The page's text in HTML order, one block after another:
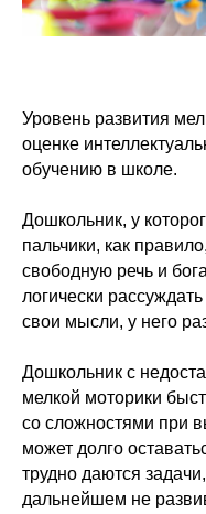
Уровень развития
оценке
обучению в школе.
Дошкольник, у
пальчики, как
свободную речь и
логически
свои мысли, у него
Дошкольник с
мелкой моторики
со сложностями при
может долго
трудно даются
дальнейшем не
записать
лет чтобы
помогут
поведения и
Диагностика